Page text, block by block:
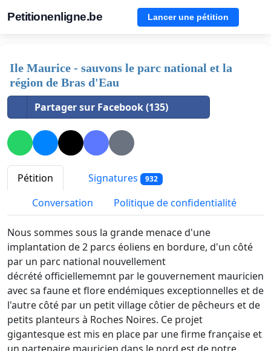
Petitionenligne.be Lancer une pétition
Ile Maurice - sauvons le parc national et la
région de Bras d'Eau
Partager sur Facebook (135)
Pétition Signatures 932
Conversation Politique de confidentialité
Nous sommes sous la grande menace d'une
implantation de 2 parcs éoliens en bordure, d'un côté
par un parc national nouvellement
décrété officiellememnt par le gouvernement mauricien
avec sa faune et flore endémiques exceptionnelles et de
l'autre côté par un petit village côtier de pêcheurs et de
petits planteurs à Roches Noires. Ce projet
gigantesque est mis en place par une firme française et